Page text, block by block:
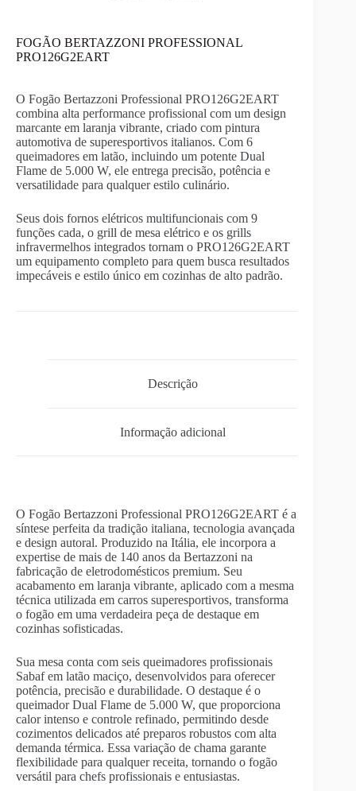
FOGÃO BERTAZZONI PROFESSIONAL
PRO126G2EART
O Fogão Bertazzoni Professional PRO126G2EART
combina alta performance profissional com um design
marcante em laranja vibrante, criado com pintura
automotiva de superesportivos italianos. Com 6
queimadores em latão, incluindo um potente Dual
Flame de 5.000 W, ele entrega precisão, potência e
versatilidade para qualquer estilo culinário.
Seus dois fornos elétricos multifuncionais com 9
funções cada, o grill de mesa elétrico e os grills
infravermelhos integrados tornam o PRO126G2EART
um equipamento completo para quem busca resultados
impecáveis e estilo único em cozinhas de alto padrão.
Descrição
Informação adicional
O Fogão Bertazzoni Professional PRO126G2EART é a
síntese perfeita da tradição italiana, tecnologia avançada
e design autoral. Produzido na Itália, ele incorpora a
expertise de mais de 140 anos da Bertazzoni na
fabricação de eletrodomésticos premium. Seu
acabamento em laranja vibrante, aplicado com a mesma
técnica utilizada em carros superesportivos, transforma
o fogão em uma verdadeira peça de destaque em
cozinhas sofisticadas.
Sua mesa conta com seis queimadores profissionais
Sabaf em latão maciço, desenvolvidos para oferecer
potência, precisão e durabilidade. O destaque é o
queimador Dual Flame de 5.000 W, que proporciona
calor intenso e controle refinado, permitindo desde
cozimentos delicados até preparos robustos com alta
demanda térmica. Essa variação de chama garante
flexibilidade para qualquer receita, tornando o fogão
versátil para chefs profissionais e entusiastas.